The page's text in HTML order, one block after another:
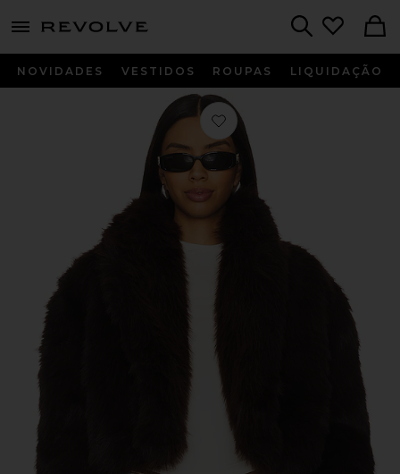
menu - shows more content
NOVIDADES VESTIDOS ROUPAS LIQUIDAÇÃO
Favorito Stephanie Barrel Crop